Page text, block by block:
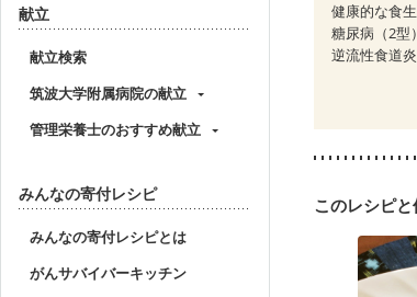
献立
献立検索
筑波大学附属病院の献立
管理栄養士のおすすめ献立
みんなの寄付レシピ
みんなの寄付レシピとは
がんサバイバーキッチン
健康的な食
糖尿病（2型）
逆流性食道炎
CKD（ステ
妊婦健診・
フレイル（
このレシピ